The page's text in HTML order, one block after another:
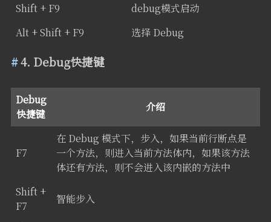
Shift + F9
debug模式启动
Alt + Shift + F9
选择 Debug
4. Debug快捷键
Debug
快捷键
介绍
F7
在 Debug 模式下，步入，如果当前行断点是
一个方法，则进入当前方法体内，如果该方法
体还有方法，则不会进入该内嵌的方法中
Shift +
F7
智能步入